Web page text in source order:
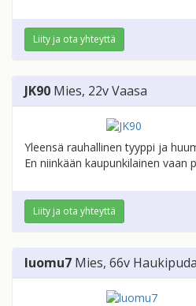
Liity ja ota yhteyttä
JK90 Mies, 22vVaasa
Yleensä rauhallinen tyyppi ja
En niinkään kaupunkilainen vaan
Liity ja ota yhteyttä
luomu7 Mies, 66v